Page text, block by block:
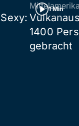
1 Min
1400
gebracht